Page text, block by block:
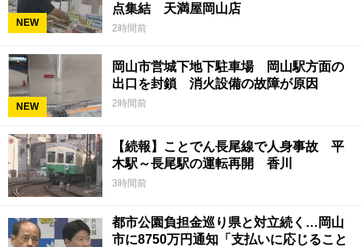
NEW
点集結 天満屋岡山店
2時間前
NEW
岡山市営城下地下駐車場 岡山駅方面の
出口を封鎖 消火設備の故障が原因
2時間前
【続報】ことでん長尾線で人身事故 平
木駅～長尾駅の運転再開 香川
3時間前
都市公園負担金巡り県と対立続く…岡山
市に8750万円通知「支払いに応じること